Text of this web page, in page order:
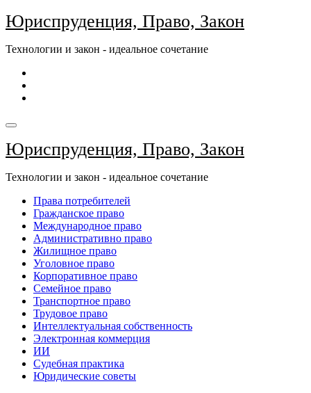
Перейти
к
Юриспруденция, Право, Закон
Технологии и закон - идеальное сочетание
Юриспруденция, Право, Закон
Технологии и закон - идеальное сочетание
Права потребителей
Гражданское право
Международное право
Административно право
Жилищное право
Уголовное право
Корпоративное право
Семейное право
Транспортное право
Трудовое право
Интеллектуальная собственность
Электронная коммерция
ИИ
Судебная практика
Юридические советы